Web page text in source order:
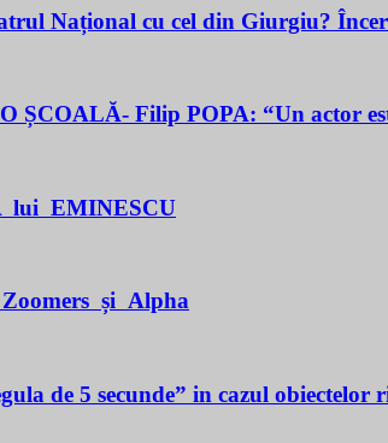
Național cu cel din Giurgiu?
ȘCOALĂ- Filip POPA: “Un actor
lui EMINESCU
și Alpha
de 5 secunde” in cazul obiectelor